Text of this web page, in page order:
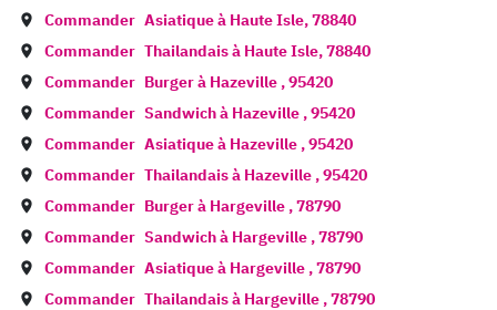
Commander Asiatique à Haute Isle,78840
Commander Thailandais à Haute Isle,78840
Commander Burger à Hazeville ,95420
Commander Sandwich à Hazeville ,95420
Commander Asiatique à Hazeville ,95420
Commander Thailandais à Hazeville ,95420
Commander Burger à Hargeville ,78790
Commander Sandwich à Hargeville ,78790
Commander Asiatique à Hargeville ,78790
Commander Thailandais à Hargeville ,78790